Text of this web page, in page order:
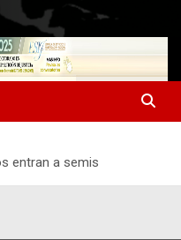
entran a semis